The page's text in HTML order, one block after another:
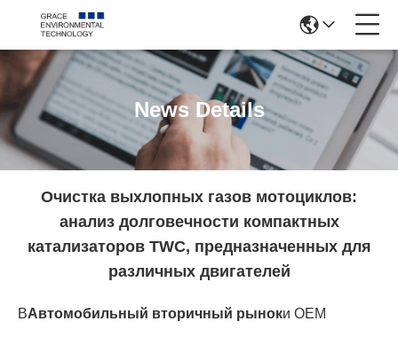
News Details
Очистка выхлопных газов мотоциклов:
анализ долговечности компактных
катализаторов TWC, предназначенных для
различных двигателей
ВАвтомобильный вторичный рыноки OEM